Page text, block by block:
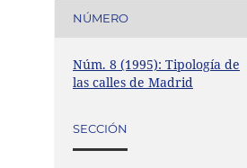
NÚMERO
Núm. 8 (1995): Tipología de
las calles de Madrid
SECCIÓN